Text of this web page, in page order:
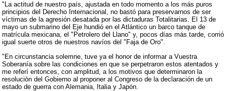
"La actitud de nuestro país, ajustada en todo momento a los más puros
principios del Derecho Internacional, no bastó para preservarnos de ser
víctimas de la agresión desatada por las dictaduras Totalitarias. El 13 de
mayo un submarino del Eje hundió en el Atlántico un barco tanque de
matrícula mexicana, el "Petrolero del Llano" y, pocos días más tarde, corrió
igual suerte otros de nuestros navíos del "Faja de Oro".
"En circunstancia solemne, tuve ya el honor de informar a Vuestra
Soberanía sobre las condiciones en que se perpetraron estos atentados y
me referí entonces, con amplitud, a los motivos que determinaron la
resolución del Gobierno al proponer al Congreso de la declaración de un
estado de guerra con Alemania, Italia y Japón.